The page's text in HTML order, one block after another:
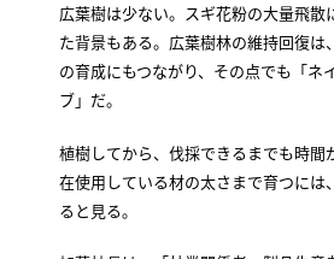
広葉樹は少ない。スギ花粉の大量飛散
た背景もある。広葉樹林の維持回復は
の育成にもつながり、その点でも「ネ
ブ」だ。
植樹してから、伐採できるまでも時間
在使用している材の太さまで育つには
ると見る。